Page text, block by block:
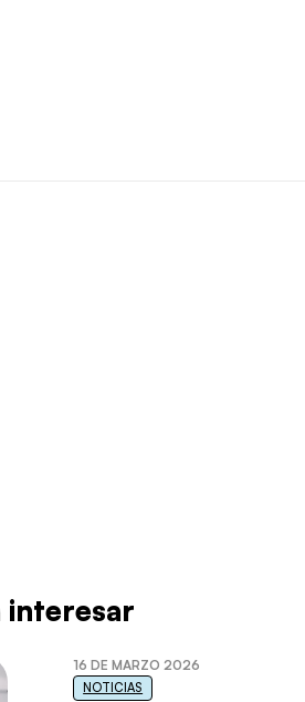
interesar
16 DE MARZO 2026
NOTICIAS